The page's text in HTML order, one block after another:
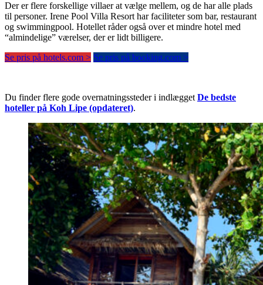
Der er flere forskellige villaer at vælge mellem, og de har alle plads
til personer. Irene Pool Villa Resort har faciliteter som bar, restaurant
og swimmingpool. Hotellet råder også over et mindre hotel med
“almindelige” værelser, der er lidt billigere.
Se pris på hotels.com > Se pris på booking.com >
Du finder flere gode overnatningssteder i indlægget De bedste
hoteller på Koh Lipe (opdateret).